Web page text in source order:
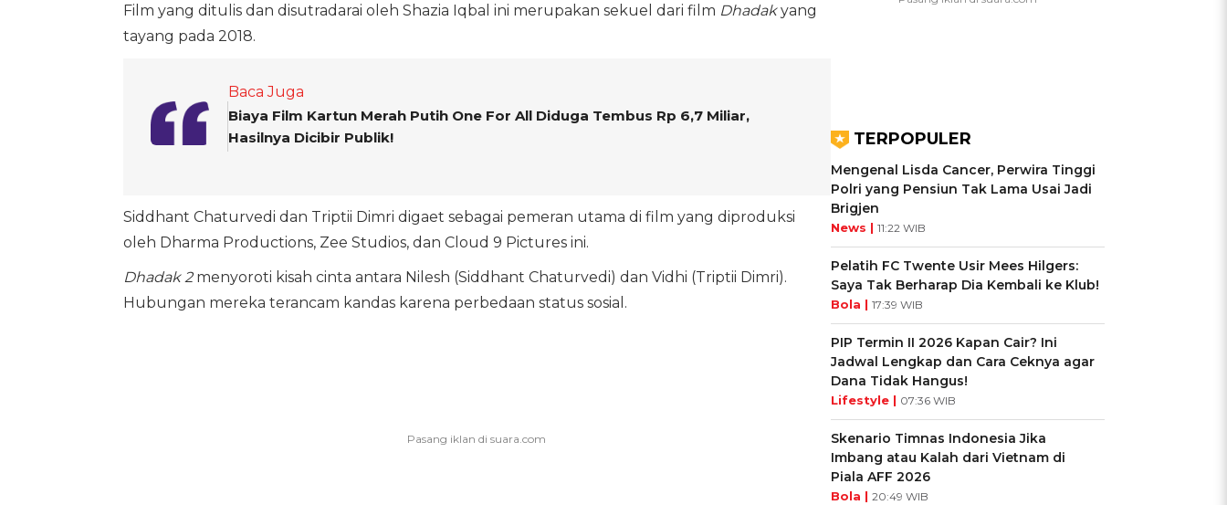
Film yang ditulis dan disutradarai oleh Shazia Iqbal ini merupakan sekuel dari film Dhadakyang
tayang pada 2018.
Baca Juga
Biaya Film Kartun Merah Putih One For All Diduga Tembus Rp 6,7 Miliar,
Hasilnya Dicibir Publik!
Siddhant Chaturvedi dan Triptii Dimri digaet sebagai pemeran utama di film yang diproduksi
oleh Dharma Productions, Zee Studios, dan Cloud 9 Pictures ini.
Dhadak 2menyoroti kisah cinta antara Nilesh (Siddhant Chaturvedi) dan Vidhi (Triptii Dimri).
Hubungan mereka terancam kandas karena perbedaan status sosial.
TERPOPULER
Mengenal Lisda Cancer, Perwira Tinggi
Polri yang Pensiun Tak Lama Usai Jadi
Brigjen
News | 11:22 WIB
Pelatih FC Twente Usir Mees Hilgers:
Saya Tak Berharap Dia Kembali ke Klub!
Bola | 17:39 WIB
PIP Termin II 2026 Kapan Cair? Ini
Jadwal Lengkap dan Cara Ceknya agar
Dana Tidak Hangus!
Lifestyle | 07:36 WIB
Skenario Timnas Indonesia Jika
Imbang atau Kalah dari Vietnam di
Piala AFF 2026
Bola | 20:49 WIB